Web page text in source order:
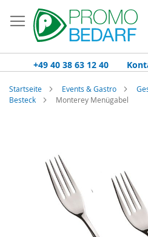
Inhalt
springen
+49 40 38 63 12 40
Startseite Events & Gastro
Besteck
Monterey Menügabel
Bildgalerie